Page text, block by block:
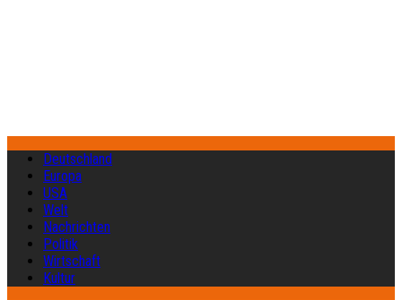
Deutschland
Europa
USA
Welt
Nachrichten
Politik
Wirtschaft
Kultur